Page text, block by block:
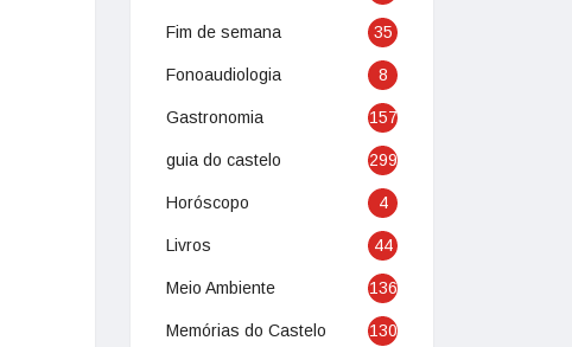
Fim de semana 35
Fonoaudiologia 8
Gastronomia 157
guia do castelo 299
Horóscopo 4
Livros 44
Meio Ambiente 136
Memórias do Castelo 130